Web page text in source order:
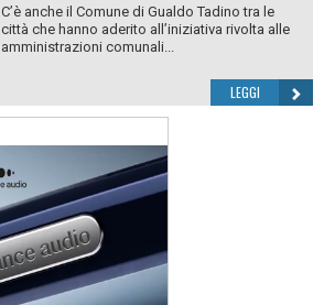
C’è anche il Comune di Gualdo Tadino tra le
città che hanno aderito all’iniziativa rivolta alle
amministrazioni comunali...
LEGGI